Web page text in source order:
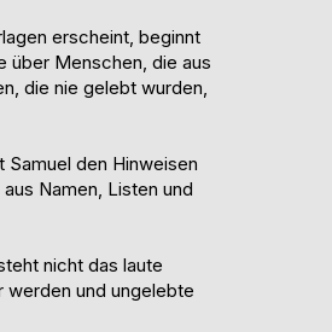
erscheint, beginnt
über Menschen, die aus
die nie gelebt wurden,
den Hinweisen
Namen, Listen und
nicht das laute
werden und ungelebte